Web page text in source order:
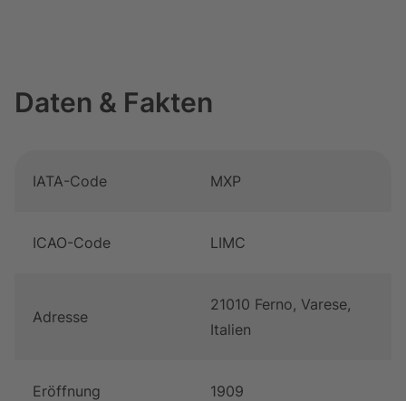
Daten & Fakten
Tabelle überspringen Daten & Fakten, 10 Objekte
IATA-Code
MXP
ICAO-Code LIMC
Adresse
21010 Ferno, Varese,
Italien
Eröffnung 1909
Zum Anfang der Tabelle springen